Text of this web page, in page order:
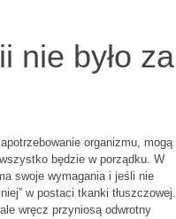
nie było za
organizmu, mogą
będzie w porządku. W
swoje wymagania i jeśli nie
w postaci tkanki tłuszczowej.
wręcz przyniosą odwrotny